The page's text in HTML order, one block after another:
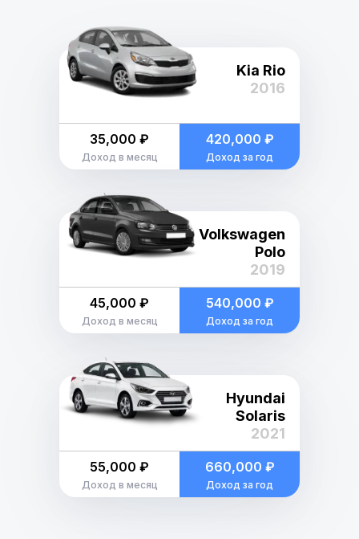
Kia Rio
2016
35,000 ₽
Доход в месяц
420,000 ₽
Доход за год
Volkswagen
Polo
2019
45,000 ₽
Доход в месяц
540,000 ₽
Доход за год
Hyundai
Solaris
2021
55,000 ₽
Доход в месяц
660,000 ₽
Доход за год